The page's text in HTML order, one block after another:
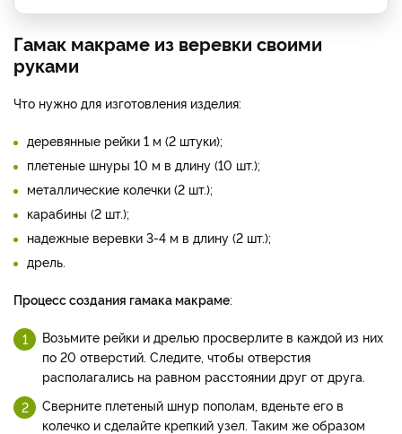
Гамак макраме из веревки своими
руками
Что нужно для изготовления изделия:
деревянные рейки 1 м (2 штуки);
плетеные шнуры 10 м в длину (10 шт.);
металлические колечки (2 шт.);
карабины (2 шт.);
надежные веревки 3-4 м в длину (2 шт.);
дрель.
Процесс создания гамака макраме:
Возьмите рейки и дрелью просверлите в каждой из них
по 20 отверстий. Следите, чтобы отверстия
располагались на равном расстоянии друг от друга.
Сверните плетеный шнур пополам, вденьте его в
колечко и сделайте крепкий узел. Таким же образом